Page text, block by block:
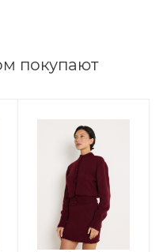
покупают